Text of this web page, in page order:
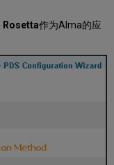
Rosetta作为Alma的应